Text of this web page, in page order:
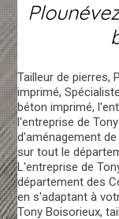
Tailleur de pierres,
imprimé,
béton imprimé,
l'entreprise de
d'aménagement
sur tout le
L'entreprise de
département des
en s'adaptant à
Tony Boisorieux,